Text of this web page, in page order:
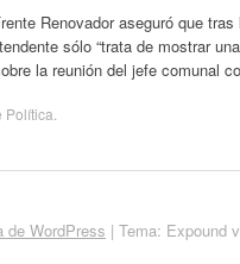
Renovador aseguró que
sólo “trata de mostrar
la reunión del jefe comunal
Política
de WordPress | Tema: Expound